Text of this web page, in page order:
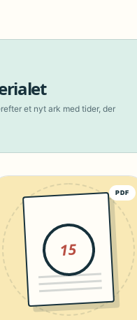
et nyt ark med tider, der
PDF
15